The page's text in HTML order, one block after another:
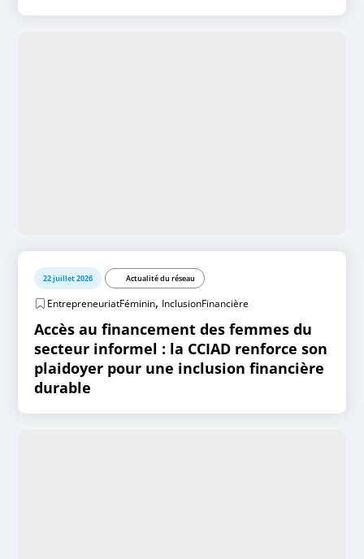
22 juillet 2026 Actualité du réseau
EntrepreneuriatFéminin, InclusionFinancière
Accès au financement des femmes du
secteur informel : la CCIAD renforce son
plaidoyer pour une inclusion financière
durable